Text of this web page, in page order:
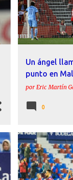
Un ángel
punto en
por Eric Martín
0
ACTUALIDAD
RAÚL